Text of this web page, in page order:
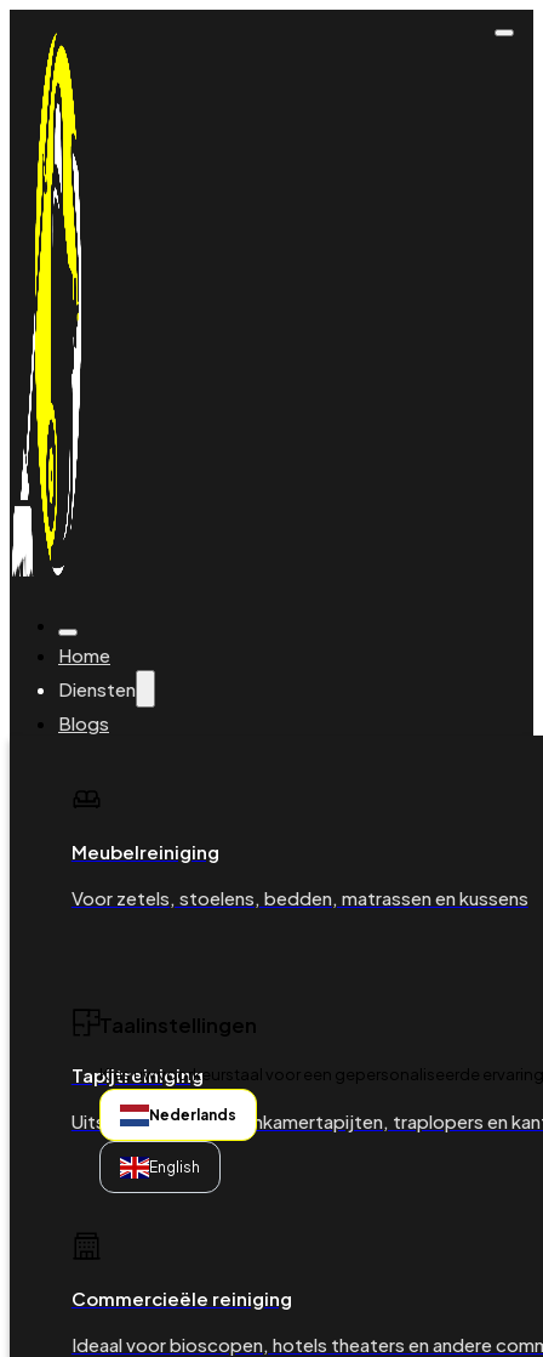
Home
Diensten
Meubelreiniging
Voor zetels, stoelens, bedden, matrassen en kussens
Tapijtreiniging
Uitstekend voor woonkamertapijten, traplopers en
Commercieële reiniging
Ideaal voor bioscopen, hotels theaters en andere
Blogs
Contact
Boeking beheren
Taalinstellingen
Kies uw voorkeurstaal voor een gepersonaliseerde
Nederlands
English